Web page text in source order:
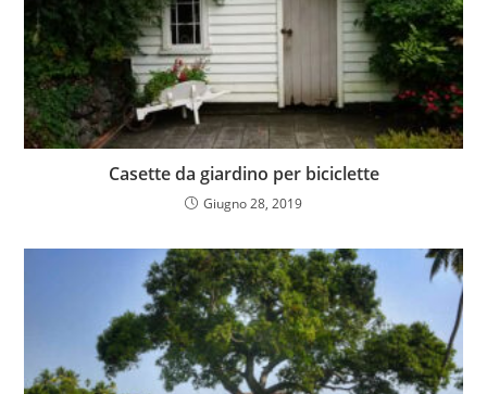
Casette da giardino per biciclette
Giugno 28, 2019